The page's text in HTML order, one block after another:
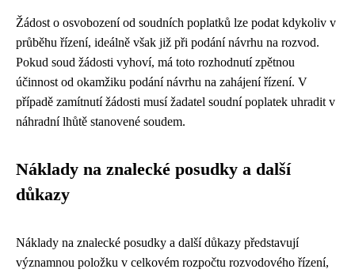
Žádost o osvobození od soudních poplatků lze podat kdykoliv v
průběhu řízení, ideálně však již při podání návrhu na rozvod.
Pokud soud žádosti vyhoví, má toto rozhodnutí zpětnou
účinnost od okamžiku podání návrhu na zahájení řízení. V
případě zamítnutí žádosti musí žadatel soudní poplatek uhradit v
náhradní lhůtě stanovené soudem.
Náklady na znalecké posudky a další
důkazy
Náklady na znalecké posudky a další důkazy představují
významnou položku v celkovém rozpočtu rozvodového řízení,